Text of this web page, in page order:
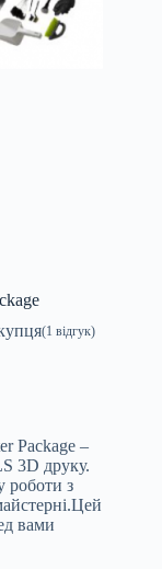
(1 відгук)
Package –
3D друку.
роботи з
вами